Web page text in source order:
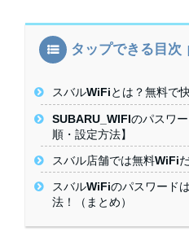
タップできる目次
スバルWiFiとは？無料で
SUBARU_WIFIのパスワ
順・設定方法】
スバル店舗では無料WiFi
スバルWiFiのパスワード
法！（まとめ）